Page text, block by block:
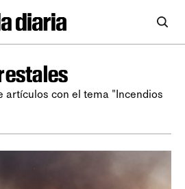
artículos con el tema "Incendios